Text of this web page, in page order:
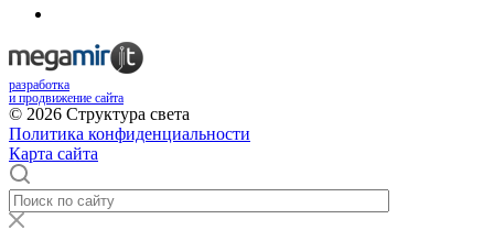
разработка
и продвижение сайта
© 2026 Структура света
Политика конфиденциальности
Карта сайта